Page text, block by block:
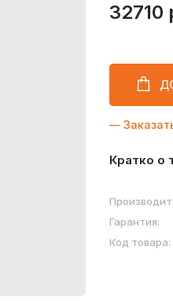
32710
—
Кратко о
Гарантия:
Код товара: